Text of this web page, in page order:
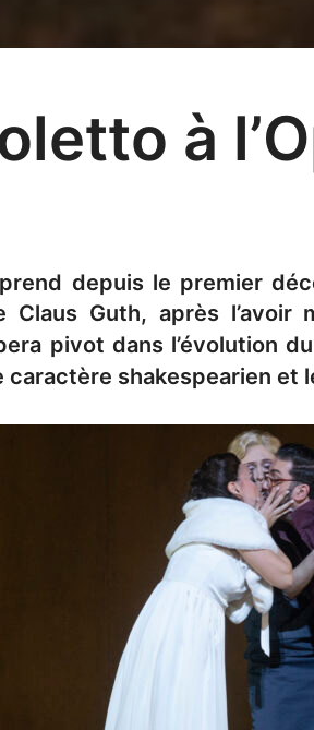
à
depuis le premier
Claus Guth, après
pivot dans l’évolution
caractère shakespearien et